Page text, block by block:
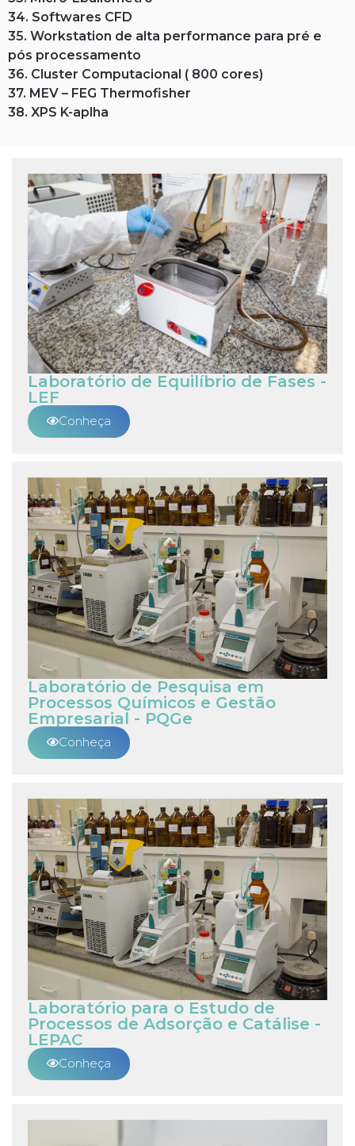
34. Softwares CFD
35. Workstation de alta performance para pré e
pós processamento
36. Cluster Computacional ( 800 cores)
37. MEV – FEG Thermofisher
38. XPS K-aplha
Laboratório de Equilíbrio de Fases -
LEF
Conheça
Laboratório de Pesquisa em
Processos Químicos e Gestão
Empresarial - PQGe
Conheça
Laboratório para o Estudo de
Processos de Adsorção e Catálise -
LEPAC
Conheça